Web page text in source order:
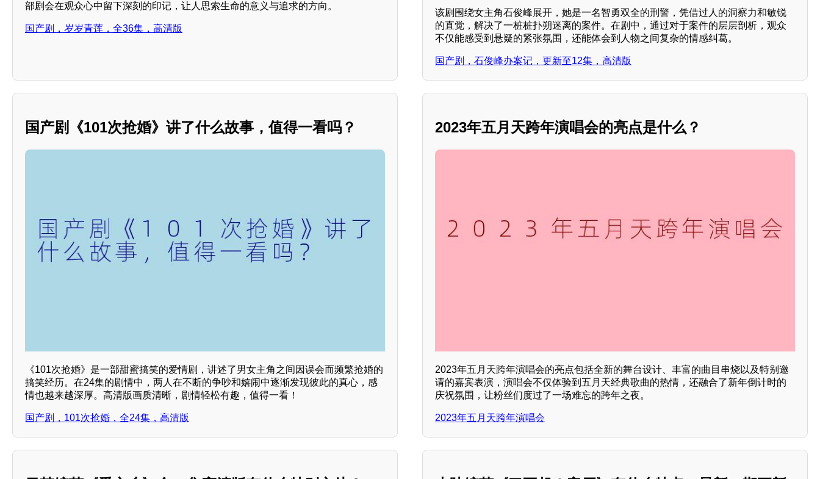
部剧会在观众心中留下深刻的印记，让人思索生命的意义与追求的方向。
国产剧，岁岁青莲，全36集，高清版
该剧围绕女主角石俊峰展开，她是一名智勇双全的刑警，凭借过人的洞察力和敏锐
的直觉，解决了一桩桩扑朔迷离的案件。在剧中，通过对于案件的层层剖析，观众
不仅能感受到悬疑的紧张氛围，还能体会到人物之间复杂的情感纠葛。
国产剧，石俊峰办案记，更新至12集，高清版
国产剧《101次抢婚》讲了什么故事，值得一看吗？
《101次抢婚》是一部甜蜜搞笑的爱情剧，讲述了男女主角之间因误会而频繁抢婚的
搞笑经历。在24集的剧情中，两人在不断的争吵和嬉闹中逐渐发现彼此的真心，感
情也越来越深厚。高清版画质清晰，剧情轻松有趣，值得一看！
国产剧，101次抢婚，全24集，高清版
2023年五月天跨年演唱会的亮点是什么？
2023年五月天跨年演唱会的亮点包括全新的舞台设计、丰富的曲目串烧以及特别邀
请的嘉宾表演，演唱会不仅体验到五月天经典歌曲的热情，还融合了新年倒计时的
庆祝氛围，让粉丝们度过了一场难忘的跨年之夜。
2023年五月天跨年演唱会